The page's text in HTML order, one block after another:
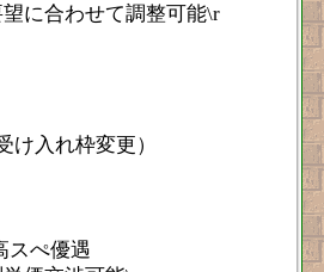
に合わせて調整可能\r
け入れ枠変更）
スぺ優遇